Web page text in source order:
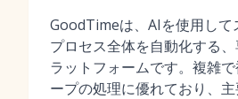
GoodTimeは、AIを使用して
プロセス全体を自動化する
ラットフォームです。複雑
ープの処理に優れており、